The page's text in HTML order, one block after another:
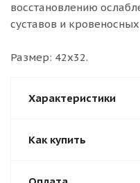
восстановлению
суставов и
Размер: 42x32.
Характеристики
Как купить